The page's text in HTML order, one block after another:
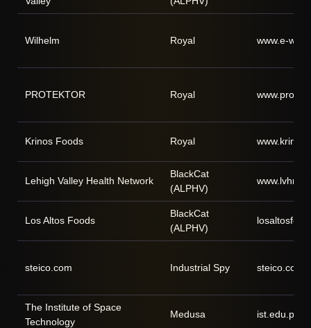
Wilhelm Royal www.e-
PROTEKTOR Royal
Krinos Foods Royal
Lehigh Valley Health Network
BlackCat
(ALPHV)
Los Altos Foods
BlackCat
(ALPHV)
steico.com Industrial Spy steico.com
The Institute of Space
Technology
Medusa ist.edu.pk